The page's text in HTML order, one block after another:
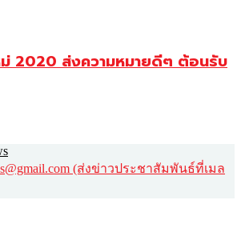
2020 ส่งความหมายดีๆ ต้อนรับ
(ส่งข่าวประชาสัมพันธ์ที่เมล